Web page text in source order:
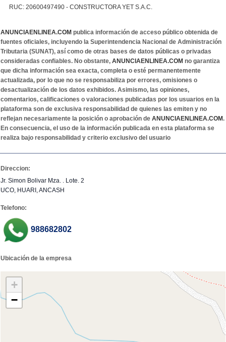
RUC: 20600497490 - CONSTRUCTORA YET S.A.C.
ANUNCIAENLINEA.COM publica información de acceso público obtenida de
fuentes oficiales, incluyendo la Superintendencia Nacional de Administración
Tributaria (SUNAT), así como de otras bases de datos públicas o privadas
consideradas confiables. No obstante, ANUNCIAENLINEA.COM no garantiza
que dicha información sea exacta, completa o esté permanentemente
actualizada, por lo que no se responsabiliza por errores, omisiones o
desactualización de los datos exhibidos. Asimismo, las opiniones,
comentarios, calificaciones o valoraciones publicadas por los usuarios en la
plataforma son de exclusiva responsabilidad de quienes las emiten y no
reflejan necesariamente la posición o aprobación de ANUNCIAENLINEA.COM.
En consecuencia, el uso de la información publicada en esta plataforma se
realiza bajo responsabilidad y criterio exclusivo del usuario
Direccion:
Jr. Simon Bolivar Mza. . Lote. 2
UCO, HUARI, ANCASH
Telefono:
988682802
Ubicación de la empresa
+
−